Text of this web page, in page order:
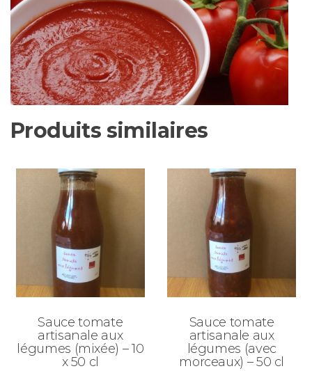
Valais)-
5
x
500
gr
Produits similaires
Sauce tomate
artisanale aux
légumes (mixée) – 10
x 50 cl
Sauce tomate
artisanale aux
légumes (avec
morceaux) – 50 cl